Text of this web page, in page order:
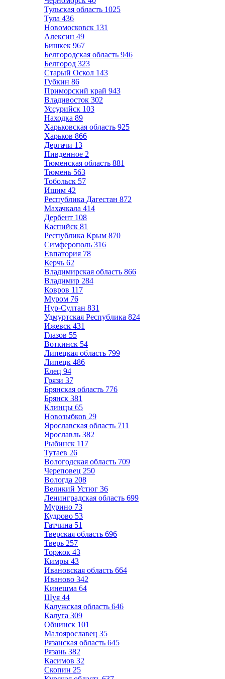
Тульская область 1025
Тула 436
Новомосковск 131
Алексин 49
Бишкек 967
Белгородская область 946
Белгород 323
Старый Оскол 143
Губкин 86
Приморский край 943
Владивосток 302
Уссурийск 103
Находка 89
Харьковская область 925
Харьков 866
Дергачи 13
Пивденное 2
Тюменская область 881
Тюмень 563
Тобольск 57
Ишим 42
Республика Дагестан 872
Махачкала 414
Дербент 108
Каспийск 81
Республика Крым 870
Симферополь 316
Евпатория 78
Керчь 62
Владимирская область 866
Владимир 284
Ковров 117
Муром 76
Нур-Султан 831
Удмуртская Республика 824
Ижевск 431
Глазов 55
Воткинск 54
Липецкая область 799
Липецк 486
Елец 94
Грязи 37
Брянская область 776
Брянск 381
Клинцы 65
Новозыбков 29
Ярославская область 711
Ярославль 382
Рыбинск 117
Тутаев 26
Вологодская область 709
Череповец 250
Вологда 208
Великий Устюг 36
Ленинградская область 699
Мурино 73
Кудрово 53
Гатчина 51
Тверская область 696
Тверь 257
Торжок 43
Кимры 43
Ивановская область 664
Иваново 342
Кинешма 64
Шуя 44
Калужская область 646
Калуга 309
Обнинск 101
Малоярославец 35
Рязанская область 645
Рязань 382
Касимов 32
Скопин 25